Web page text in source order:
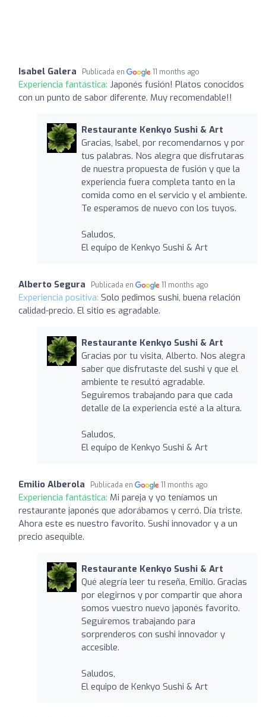
Isabel Galera Publicada en 11 months ago
Experiencia fantástica: Japonés fusión! Platos conocidos
con un punto de sabor diferente. Muy recomendable!!
Restaurante Kenkyo Sushi & Art
Gracias, Isabel, por recomendarnos y por
tus palabras. Nos alegra que disfrutaras
de nuestra propuesta de fusión y que la
experiencia fuera completa tanto en la
comida como en el servicio y el ambiente.
Te esperamos de nuevo con los tuyos.
Saludos,
El equipo de Kenkyo Sushi & Art
Alberto Segura Publicada en 11 months ago
Experiencia positiva: Solo pedimos sushi, buena relación
calidad-precio. El sitio es agradable.
Restaurante Kenkyo Sushi & Art
Gracias por tu visita, Alberto. Nos alegra
saber que disfrutaste del sushi y que el
ambiente te resultó agradable.
Seguiremos trabajando para que cada
detalle de la experiencia esté a la altura.
Saludos,
El equipo de Kenkyo Sushi & Art
Emilio Alberola Publicada en 11 months ago
Experiencia fantástica: Mi pareja y yo teníamos un
restaurante japonés que adorábamos y cerró. Día triste.
Ahora este es nuestro favorito. Sushi innovador y a un
precio asequible.
Restaurante Kenkyo Sushi & Art
Qué alegría leer tu reseña, Emilio. Gracias
por elegirnos y por compartir que ahora
somos vuestro nuevo japonés favorito.
Seguiremos trabajando para
sorprenderos con sushi innovador y
accesible.
Saludos,
El equipo de Kenkyo Sushi & Art